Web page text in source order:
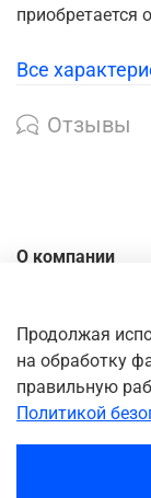
приобретается
Все
Отзывы
О компании
Доставка
Оплата
Личный
Продолжая
на обработку
правильную
Политикой